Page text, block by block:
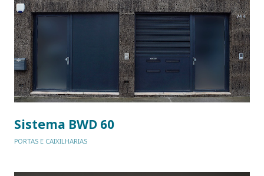
Sistema BWD 60
PORTAS E CAIXILHARIAS